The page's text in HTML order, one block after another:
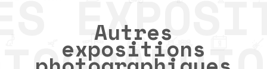
Autres
expositions